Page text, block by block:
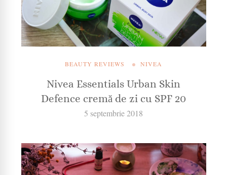
BEAUTY REVIEWS NIVEA
Nivea Essentials Urban Skin
Defence cremă de zi cu SPF 20
5 septembrie 2018